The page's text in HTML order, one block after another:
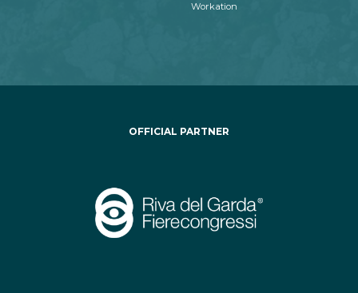
Workation
OFFICIAL PARTNER